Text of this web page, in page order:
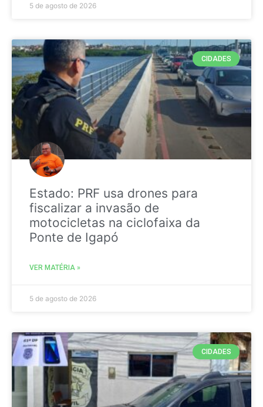
5 de agosto de 2026
CIDADES
Estado: PRF usa drones para
fiscalizar a invasão de
motocicletas na ciclofaixa da
Ponte de Igapó
VER MATÉRIA »
5 de agosto de 2026
CIDADES